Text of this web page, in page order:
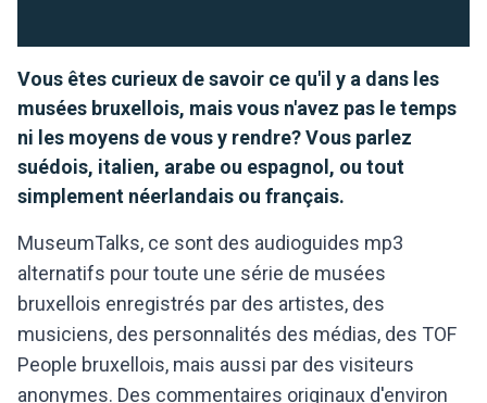
Vous êtes curieux de savoir ce qu'il y a dans les
musées bruxellois, mais vous n'avez pas le temps
ni les moyens de vous y rendre? Vous parlez
suédois, italien, arabe ou espagnol, ou tout
simplement néerlandais ou français.
MuseumTalks, ce sont des audioguides mp3
alternatifs pour toute une série de musées
bruxellois enregistrés par des artistes, des
musiciens, des personnalités des médias, des TOF
People bruxellois, mais aussi par des visiteurs
anonymes. Des commentaires originaux d'environ